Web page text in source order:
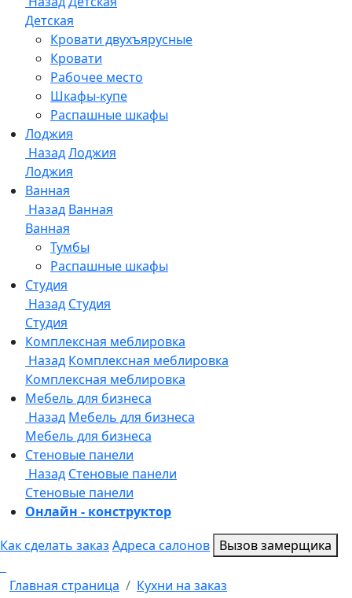
Онлайн - конструктор
Как сделать заказ Адреса салонов Вызов замерщика
Главная страница
Кухни на заказ